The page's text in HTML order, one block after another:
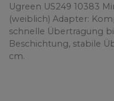
Ugreen US249 10383
(weiblich) Adapter:
schnelle Übertragung
Beschichtung, stabile
cm.